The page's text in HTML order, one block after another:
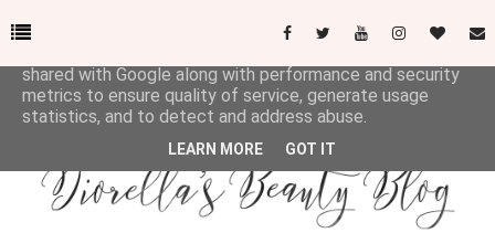
This site uses cookies from Google to deliver its services
shared with Google along with performance and security
metrics to ensure quality of service, generate usage
statistics, and to detect and address abuse.
LEARN MORE GOT IT